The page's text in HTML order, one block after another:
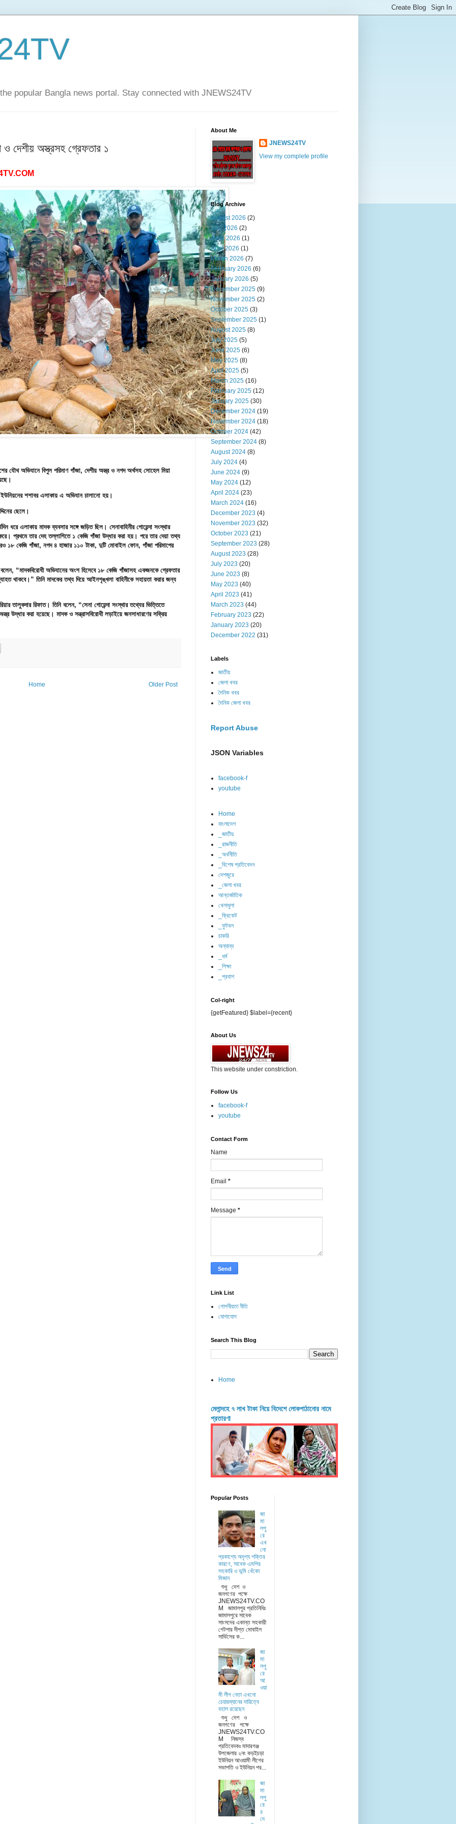
popular Bangla news portal. Stay connected with JNEWS24TV
ও দেশীয় অস্ত্রসহ গ্রেফতার ১
যৌথ অভিযানে বিপুল পরিমাণ গাঁজা, দেশীয় অস্ত্র ও নগদ অর্থসহ সোহেল মিয়া
শশাবর এলাকায় এ অভিযান চালানো হয়।
ছেলে।
ধরে এলাকায় মাদক ব্যবসার সঙ্গে জড়িত ছিল। সেনাবাহিনীর গোয়েন্দা সংস্থার
প্রথমে তার দেহ তল্লাশিতে ১ কেজি গাঁজা উদ্ধার করা হয়। পরে তার দেয়া তথ্য
১৮ কেজি গাঁজা, নগদ ৪ হাজার ১১০ টাকা, দুটি মোবাইল ফোন, গাঁজা পরিমাপের
বলেন, “মাদকবিরোধী অভিযানের অংশ হিসেবে ১৮ কেজি গাঁজাসহ একজনকে গ্রেফতার
থাকবে।” তিনি মাদকের তথ্য দিয়ে আইনশৃঙ্খলা বাহিনীকে সহায়তা করার জন্য
তালুকদার রিফাত। তিনি বলেন, “সেনা গোয়েন্দা সংস্থার তথ্যের ভিত্তিতে
উদ্ধার করা হয়েছে। মাদক ও সন্ত্রাসবিরোধী লড়াইয়ে জনসাধারণের সক্রিয়
Older Post
Home
About Me
JNEWS24TV
View my complete profile
Blog Archive
August 2026 (2)
July 2026 (2)
June 2026 (1)
April 2026 (1)
March 2026 (7)
February 2026 (6)
January 2026 (5)
December 2025 (9)
November 2025 (2)
October 2025 (3)
September 2025 (1)
August 2025 (8)
July 2025 (5)
June 2025 (6)
May 2025 (8)
April 2025 (5)
March 2025 (16)
February 2025 (12)
January 2025 (30)
December 2024 (19)
November 2024 (18)
October 2024 (42)
September 2024 (8)
August 2024 (8)
July 2024 (4)
June 2024 (9)
May 2024 (12)
April 2024 (23)
March 2024 (16)
December 2023 (4)
November 2023 (32)
October 2023 (21)
September 2023 (28)
August 2023 (28)
July 2023 (20)
June 2023 (8)
May 2023 (40)
April 2023 (41)
March 2023 (44)
February 2023 (22)
January 2023 (20)
December 2022 (31)
Labels
জাতীয়
জেলা খবর
দৈনিক খবর
দৈনিক জেলা খবর
Report Abuse
JSON Variables
facebook-f
youtube
Home
বাংলাদেশ
_জাতীয়
_রাজনীতি
_অর্থনীতি
_বিশেষ প্রতিবেদন
দেশজুরে
_জেলা খবর
আন্তর্জাতিক
খেলাধুলা
_ক্রিকেট
_ফুটবল
চাকরি
অন্যান্য
_ধর্ম
_শিক্ষা
_প্রবাশ
Col-right
{getFeatured} $label={recent}
About Us
This website under constriction.
Follow Us
facebook-f
youtube
Contact Form
Name
Email *
Message *
Link List
গোপনীয়তা নীতি
যোগাযোগ
Search This Blog
Home
মেলান্দহে ৭ লাখ টাকা নিয়ে বিদেশে লোকপাঠানোর নামে
প্রতারণা
Popular Posts
জা
মা
লপু
রে
এখ
নো
প্রকাশ্যে অদৃশ্য শক্তির
কারণে, সাবেক এমপির
সহকারি ও ভূমি খেঁকো
মিজান
শুধু দেশ ও
জনগণের পক্ষে
JNEWS24TV.CO
M জামালপুর প্রতিনিধিঃ
জামালপুরে সাবেক
সাংসদের একান্ত সহকারী
গেটপার দীপ্ত মোবাইল
সার্ভিসের ক...
জা
মা
লপু
রে
আ
ওয়া
মী লীগ নেতা এখনো
চেয়ারম্যানের দায়িত্বে
বহাল রয়েছেন
শুধু দেশ ও
জনগণের পক্ষে
JNEWS24TV.CO
M নিজস্ব
প্রতিবেদকঃ মাদারগঞ্জ
উপজেলার ২নং কড়ইচড়া
ইউনিয়ন আওয়ামী লীগের
সভাপতি ও ইউনিয়ন পর...
জা
মা
লপু
রে
৪
দে